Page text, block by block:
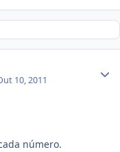
10, 2011
número.